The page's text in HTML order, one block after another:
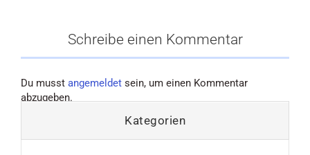
Schreibe einen Kommentar
Du musst angemeldet sein, um einen Kommentar
abzugeben.
Kategorien